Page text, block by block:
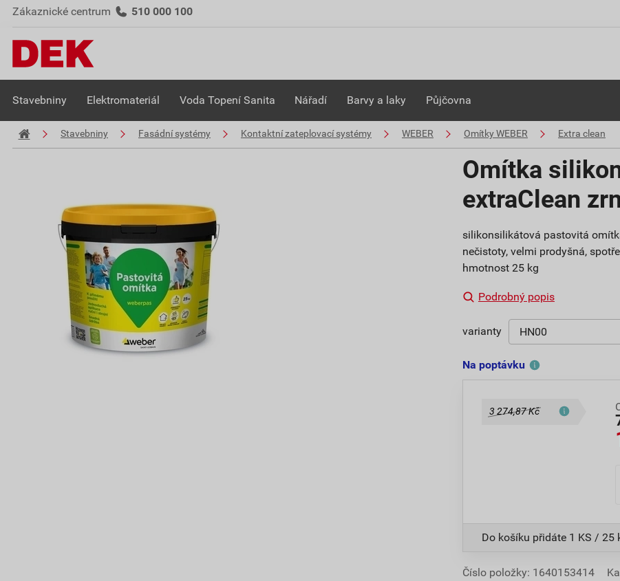
Zákaznické centrum 510 000 100
Stavebniny Elektromateriál Voda Topení Sanita Nářadí Barvy a laky Půjčovna
Stavebniny Fasádní systémy Kontaktní zateplovací systémy WEBER Omítky WEBER Extra clean
Omítka
extraClean
silikonsilikátová pastovitá
nečistoty, velmi prodyšná,
hmotnost 25 kg
Podrobný popis
varianty
Na poptávku
3 274,87 Kč
Do košíku přidáte 1 KS / 25
Číslo položky: 1640153414